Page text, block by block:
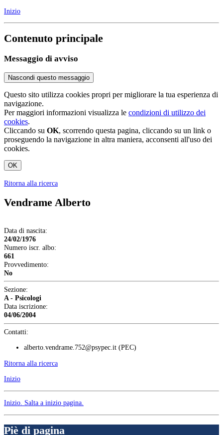
Inizio
Contenuto principale
Messaggio di avviso
Nascondi questo messaggio
Questo sito utilizza cookies propri per migliorare la tua esperienza di
navigazione.
Per maggiori informazioni visualizza le condizioni di utilizzo dei
cookies.
Cliccando su OK, scorrendo questa pagina, cliccando su un link o
proseguendo la navigazione in altra maniera, acconsenti all'uso dei
cookies.
OK
Ritorna alla ricerca
Vendrame Alberto
Data di nascita:
24/02/1976
Numero iscr. albo:
661
Provvedimento:
No
Sezione:
A - Psicologi
Data iscrizione:
04/06/2004
Contatti:
alberto.vendrame.752@psypec.it (PEC)
Ritorna alla ricerca
Inizio
Inizio. Salta a inizio pagina.
Piè di pagina